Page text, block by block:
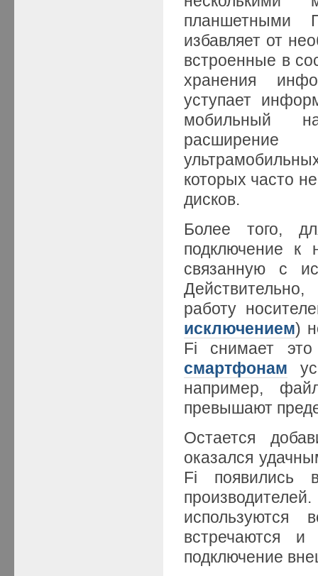
планшетными
избавляет от
встроенные в
хранения
уступает
мобильный
расширение
которых часто
дисков.
Более того,
подключение к
связанную с
работу
исключением)
Fi снимает
смартфонам
например,
превышают
Остается
оказался
Fi появились
встречаются
подключение